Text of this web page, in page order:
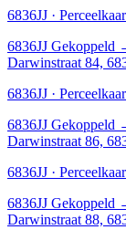
6836JJ ·
6836JJ Gekoppeld
Darwinstraat 84,
6836JJ ·
6836JJ Gekoppeld
Darwinstraat 86,
6836JJ ·
6836JJ Gekoppeld
Darwinstraat 88,